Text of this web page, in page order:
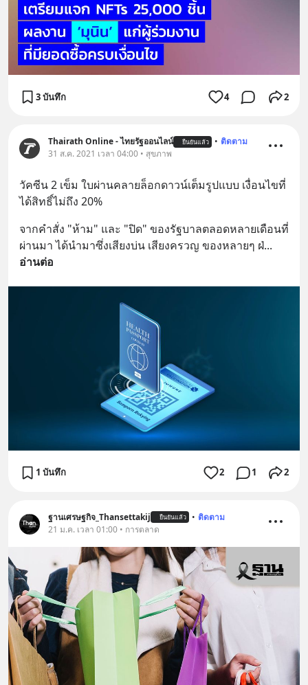
3 บันทึก 4 2
Thairath Online - ไทยรัฐออนไลน์ ยืนยันแล้ว • ติดตาม
31 ส.ค. 2021 เวลา 04:00 • สุขภาพ
วัคซีน 2 เข็ม ใบผ่านคลายล็อกดาวน์เต็มรูปแบบ เงื่อนไขที่
ได้สิทธิ์ไม่ถึง 20%
จากคำสั่ง "ห้าม" และ "ปิด" ของรัฐบาลตลอดหลายเดือนที่
ผ่านมา ได้นำมาซึ่งเสียงบ่น เสียงครวญ ของหลายๆ ฝ่
อ่านต่อ
1 บันทึก 2 1 2
ฐานเศรษฐกิจ_Thansettakij ยืนยันแล้ว • ติดตาม
21 ม.ค. เวลา 01:00 • การตลาด